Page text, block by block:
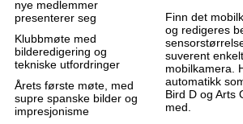
nye medlemmer
presenterer seg
Klubbmøte med
bilderedigering og
tekniske utfordringer
Årets første møte, med
supre spanske bilder og
impresjonisme
Finn det
og redigeres
suverent
mobilkamera.
automatikk
Bird D og Arts
med.